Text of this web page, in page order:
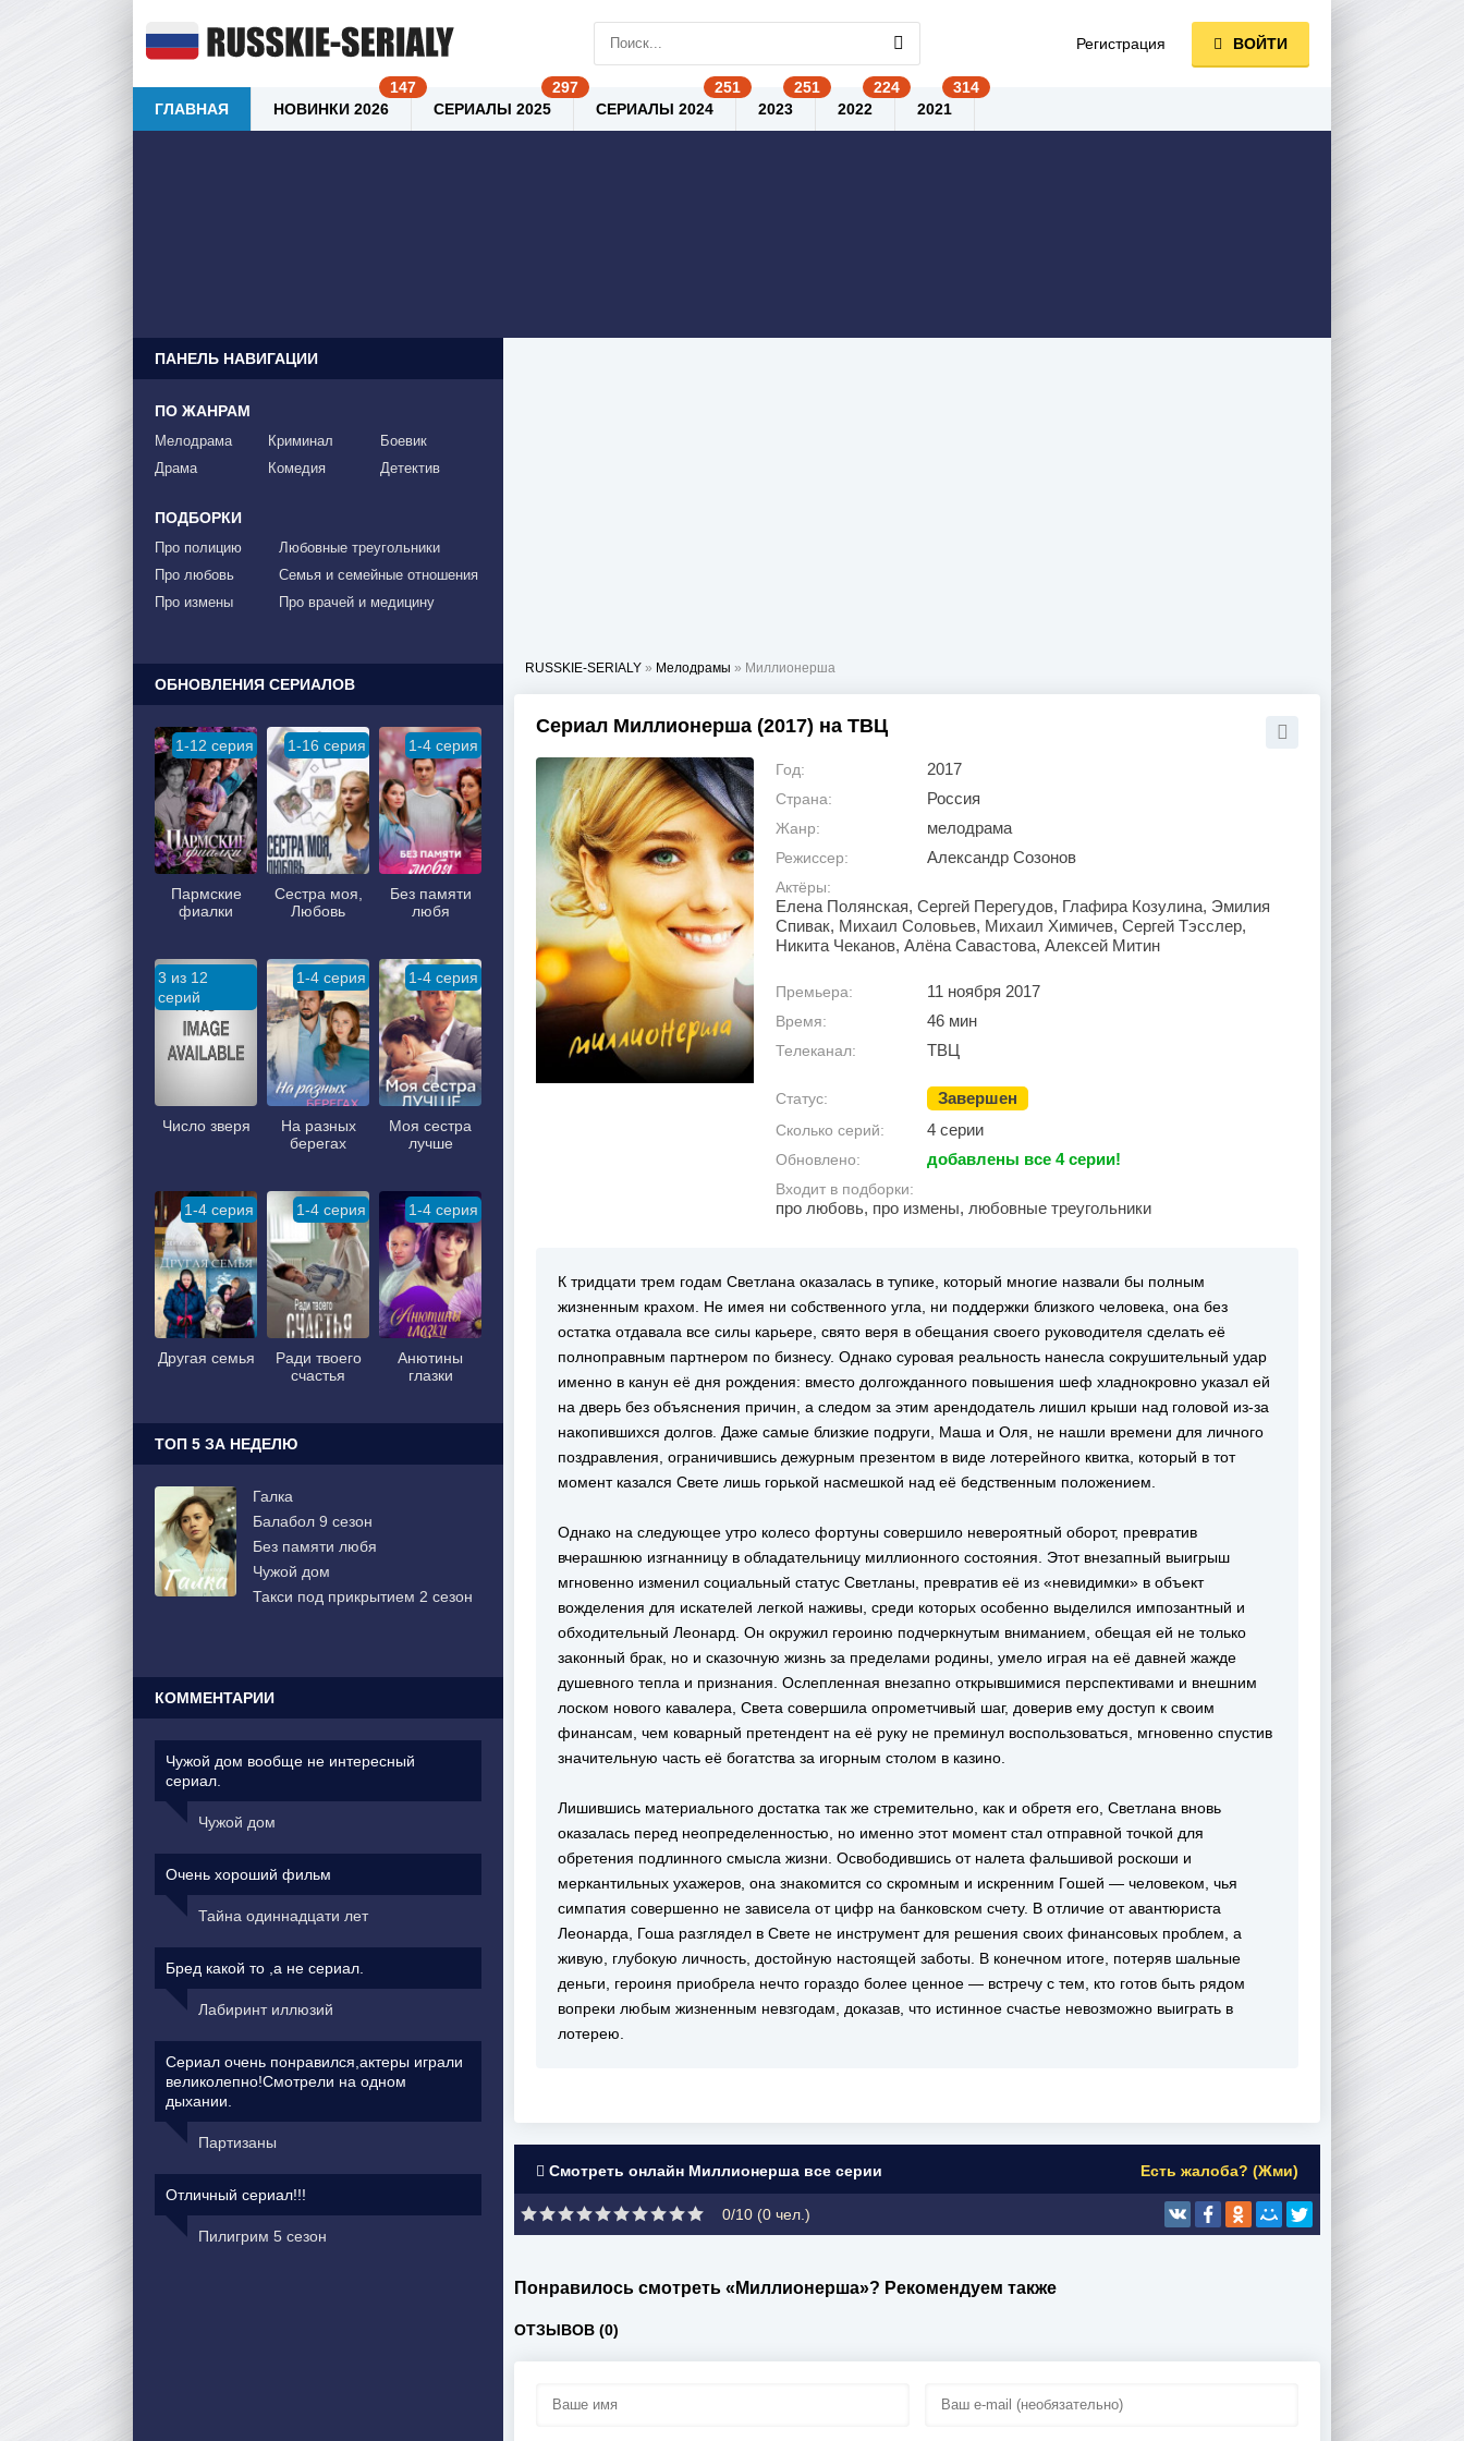
RUSSKIE-SERIALY » Мелодрамы » Миллионерша
Сериал Миллионерша (2017) на ТВЦ
Год: 2017
Страна: Россия
Жанр: мелодрама
Режиссер: Александр Созонов
Актёры:
Елена Полянская, Сергей Перегудов, Глафира Козулина, Эмилия
Спивак, Михаил Соловьев, Михаил Химичев, Сергей Тэсслер,
Никита Чеканов, Алёна Савастова, Алексей Митин
Премьера: 11 ноября 2017
Время: 46 мин
Телеканал: ТВЦ
Статус: Завершен
Сколько серий: 4 серии
Обновлено: добавлены все 4 серии!
Входит в подборки:
про любовь, про измены, любовные треугольники
К тридцати трем годам Светлана оказалась в тупике, который многие назвали бы полным
жизненным крахом. Не имея ни собственного угла, ни поддержки близкого человека, она без
остатка отдавала все силы карьере, свято веря в обещания своего руководителя сделать её
полноправным партнером по бизнесу. Однако суровая реальность нанесла сокрушительный удар
именно в канун её дня рождения: вместо долгожданного повышения шеф хладнокровно указал ей
на дверь без объяснения причин, а следом за этим арендодатель лишил крыши над головой из-за
накопившихся долгов. Даже самые близкие подруги, Маша и Оля, не нашли времени для личного
поздравления, ограничившись дежурным презентом в виде лотерейного квитка, который в тот
момент казался Свете лишь горькой насмешкой над её бедственным положением.
Однако на следующее утро колесо фортуны совершило невероятный оборот, превратив
вчерашнюю изгнанницу в обладательницу миллионного состояния. Этот внезапный выигрыш
мгновенно изменил социальный статус Светланы, превратив её из «невидимки» в объект
вожделения для искателей легкой наживы, среди которых особенно выделился импозантный и
обходительный Леонард. Он окружил героиню подчеркнутым вниманием, обещая ей не только
законный брак, но и сказочную жизнь за пределами родины, умело играя на её давней жажде
душевного тепла и признания. Ослепленная внезапно открывшимися перспективами и внешним
лоском нового кавалера, Света совершила опрометчивый шаг, доверив ему доступ к своим
финансам, чем коварный претендент на её руку не преминул воспользоваться, мгновенно спустив
значительную часть её богатства за игорным столом в казино.
Лишившись материального достатка так же стремительно, как и обретя его, Светлана вновь
оказалась перед неопределенностью, но именно этот момент стал отправной точкой для
обретения подлинного смысла жизни. Освободившись от налета фальшивой роскоши и
меркантильных ухажеров, она знакомится со скромным и искренним Гошей — человеком, чья
симпатия совершенно не зависела от цифр на банковском счету. В отличие от авантюриста
Леонарда, Гоша разглядел в Свете не инструмент для решения своих финансовых проблем, а
живую, глубокую личность, достойную настоящей заботы. В конечном итоге, потеряв шальные
деньги, героиня приобрела нечто гораздо более ценное — встречу с тем, кто готов быть рядом
вопреки любым жизненным невзгодам, доказав, что истинное счастье невозможно выиграть в
лотерею.
Смотреть онлайн Миллионерша все серии Есть жалоба? (Жми)
0/10 (0 чел.)
Понравилось смотреть «Миллионерша»? Рекомендуем также
ОТЗЫВОВ (0)
ПАНЕЛЬ НАВИГАЦИИ
ПО ЖАНРАМ
Мелодрама
Драма
Криминал
Комедия
Боевик
Детектив
ПОДБОРКИ
Про полицию
Про любовь
Про измены
Любовные треугольники
Семья и семейные отношения
Про врачей и медицину
ОБНОВЛЕНИЯ СЕРИАЛОВ
1-12 серия
Пармские
фиалки
1-16 серия
Сестра моя,
Любовь
1-4 серия
Без памяти
любя
3 из 12
серий
Число зверя
1-4 серия
На разных
берегах
1-4 серия
Моя сестра
лучше
1-4 серия
Другая семья
1-4 серия
Ради твоего
счастья
1-4 серия
Анютины
глазки
ТОП 5 ЗА НЕДЕЛЮ
Галка
Балабол 9 сезон
Без памяти любя
Чужой дом
Такси под прикрытием 2 сезон
КОММЕНТАРИИ
Чужой дом вообще не интересный
сериал.
Чужой дом
Очень хороший фильм
Тайна одиннадцати лет
Бред какой то ,а не сериал.
Лабиринт иллюзий
Сериал очень понравился,актеры играли
великолепно!Смотрели на одном
дыхании.
Партизаны
Отличный сериал!!!
Пилигрим 5 сезон
Регистрация ВОЙТИ
ГЛАВНАЯ НОВИНКИ 2026 СЕРИАЛЫ 2025 СЕРИАЛЫ 2024 2023 2022 2021